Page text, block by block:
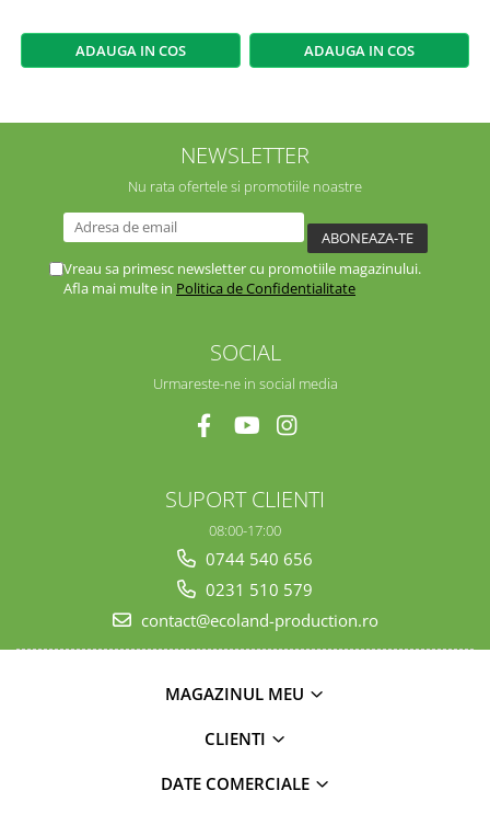
ADAUGA IN COS ADAUGA IN COS
NEWSLETTER
Nu rata ofertele si promotiile noastre
Vreau sa primesc newsletter cu promotiile magazinului.
Afla mai multe in Politica de Confidentialitate
SOCIAL
Urmareste-ne in social media
SUPORT CLIENTI
08:00-17:00
0744 540 656
0231 510 579
contact@ecoland-production.ro
MAGAZINUL MEU
CLIENTI
DATE COMERCIALE